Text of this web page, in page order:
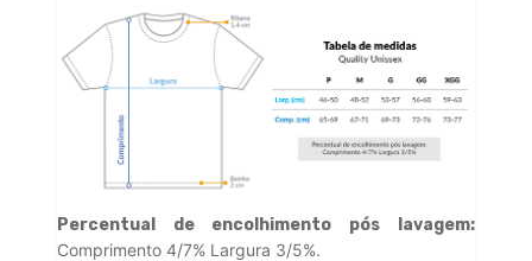
Percentual de encolhimento pós lavagem:
Comprimento 4/7% Largura 3/5%.